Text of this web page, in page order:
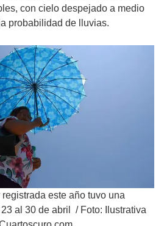
con cielo despejado a medio
probabilidad de lluvias.
este año tuvo una
al 30 de abril
/ Foto: Ilustrativa